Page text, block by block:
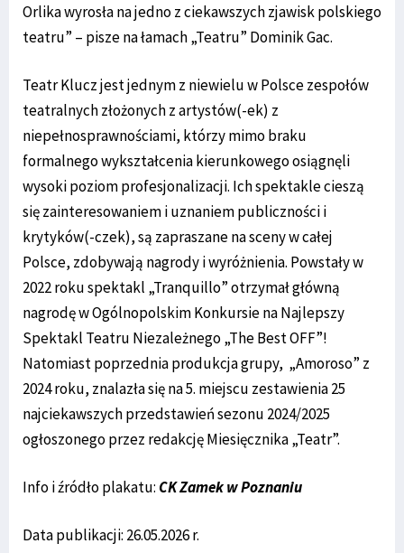
Orlika wyrosła na jedno z ciekawszych zjawisk polskiego
teatru” – pisze na łamach „Teatru” Dominik Gac.
Teatr Klucz jest jednym z niewielu w Polsce zespołów
teatralnych złożonych z artystów(-ek) z
niepełnosprawnościami, którzy mimo braku
formalnego wykształcenia kierunkowego osiągnęli
wysoki poziom profesjonalizacji. Ich spektakle cieszą
się zainteresowaniem i uznaniem publiczności i
krytyków(-czek), są zapraszane na sceny w całej
Polsce, zdobywają nagrody i wyróżnienia. Powstały w
2022 roku spektakl „Tranquillo” otrzymał główną
nagrodę w Ogólnopolskim Konkursie na Najlepszy
Spektakl Teatru Niezależnego „The Best OFF”!
Natomiast poprzednia produkcja grupy, „Amoroso” z
2024 roku, znalazła się na 5. miejscu zestawienia 25
najciekawszych przedstawień sezonu 2024/2025
ogłoszonego przez redakcję Miesięcznika „Teatr”.
Info i źródło plakatu: CK Zamek w Poznaniu
Data publikacji: 26.05.2026 r.